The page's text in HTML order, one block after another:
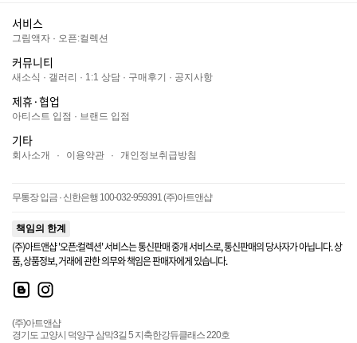
서비스
그림액자 · 오픈:컬렉션
커뮤니티
새소식 · 갤러리 · 1:1 상담 · 구매후기 · 공지사항
제휴·협업
아티스트 입점 · 브랜드 입점
기타
회사소개 · 이용약관 · 개인정보취급방침
무통장 입금 · 신한은행 100-032-959391 (주)아트앤샵
책임의 한계
(주)아트앤샵 '오픈:컬렉션' 서비스는 통신판매 중개 서비스로, 통신판매의 당사자가 아닙니다. 상
품, 상품정보, 거래에 관한 의무와 책임은 판매자에게 있습니다.
(주)아트앤샵
경기도 고양시 덕양구 삼막3길 5 지축한강듀클래스 220호